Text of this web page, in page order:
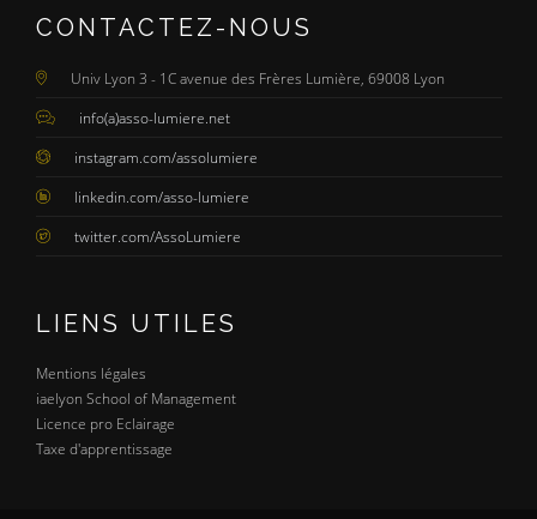
CONTACTEZ-NOUS
Univ Lyon 3 - 1C avenue des Frères Lumière, 69008 Lyon
info(a)asso-lumiere.net
instagram.com/assolumiere
linkedin.com/asso-lumiere
twitter.com/AssoLumiere
LIENS UTILES
Mentions légales
iaelyon School of Management
Licence pro Eclairage
Taxe d'apprentissage